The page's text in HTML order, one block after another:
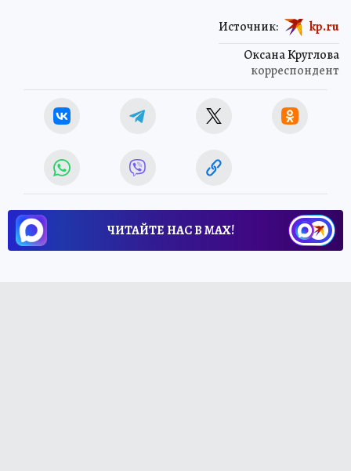
Оксана Круглова
корреспондент
Источник: kp.ru
ЧИТАЙТЕ НАС В МАХ!